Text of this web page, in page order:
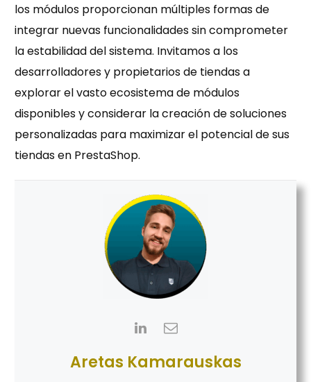
los módulos proporcionan múltiples formas de
integrar nuevas funcionalidades sin comprometer
la estabilidad del sistema. Invitamos a los
desarrolladores y propietarios de tiendas a
explorar el vasto ecosistema de módulos
disponibles y considerar la creación de soluciones
personalizadas para maximizar el potencial de sus
tiendas en PrestaShop.
Aretas Kamarauskas